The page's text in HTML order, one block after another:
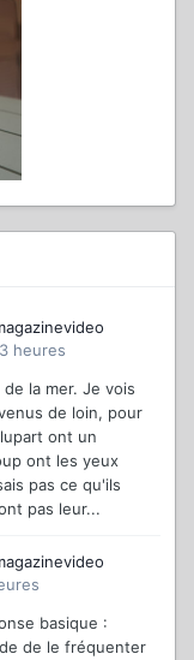
heures
la mer. Je vois
de loin, pour
ont un
ont les yeux
pas ce qu'ils
pas leur...
basique :
de le fréquenter